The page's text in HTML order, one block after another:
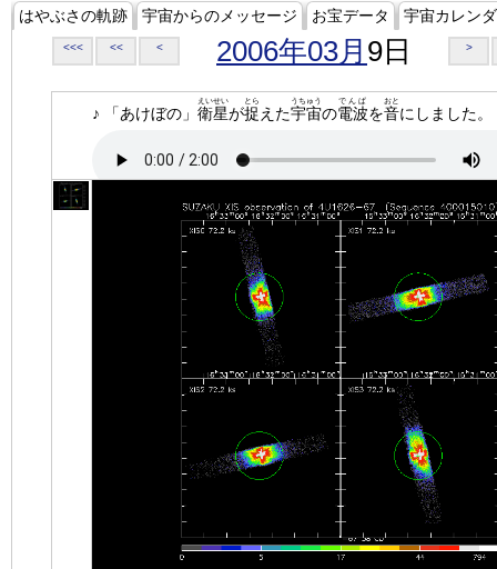
はやぶさの軌跡 宇宙からのメッセージ お宝データ 宇宙カレン
<<< << < 2006年03月 9日 >
♪ 「あけぼの」 衛星
えいせい
が捉
とら
えた宇宙
うちゅう
の電波
でんぱ
を音
おと
にしました。